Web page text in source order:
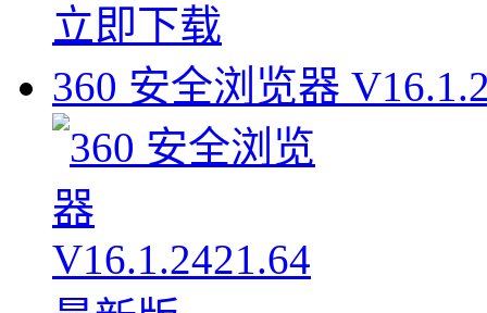
立即下载
360 安全浏览器